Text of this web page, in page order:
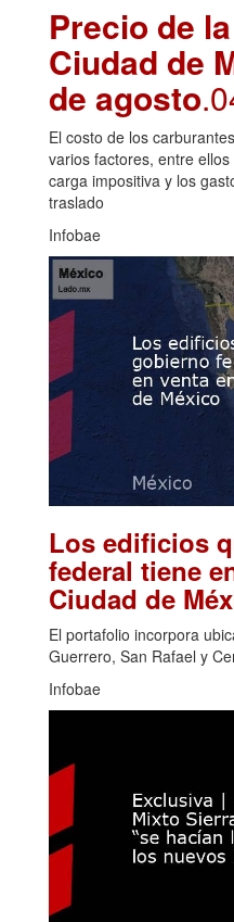
Precio de
Ciudad de
de agosto
El costo de los
varios factores, entre
carga impositiva y los
traslado
Infobae
Los edificios
federal tiene
Ciudad de
El portafolio incorpora
Guerrero, San Rafael y
Infobae